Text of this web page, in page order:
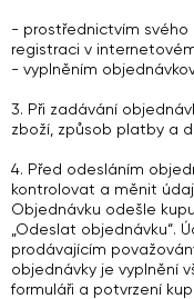
- prostřednictvím svého
registraci v
- vyplněním
3. Při zadávání
zboží, způsob platby a
4. Před odesláním
kontrolovat a měnit
Objednávku odešle
„Odeslat objednávku“.
prodávajícím
objednávky je vyplnění
formuláři a potvrzení